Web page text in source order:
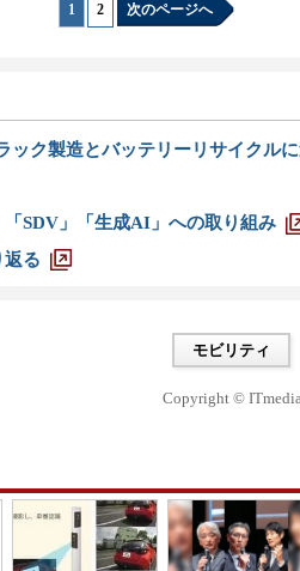
1 2 次のページへ
ック製造とバッテリーリサイクル
SDV」「生成AI」への取り組み
返る
モビリティ
Copyright ©